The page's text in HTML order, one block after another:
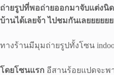
ถ่ายรูปที่พอถ่ายออกมาจับแต่งนิ
บ้านได้เลยจ้า ไปชมกันเลยยยยย
ทางร้านมีมุมถ่ายรูปทั้งโซน
โดยโซนแรก อีสานร้อยแปดจะพ